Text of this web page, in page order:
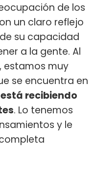
de los
un claro reflejo
su capacidad
a la gente. Al
estamos muy
se encuentra en
está recibiendo
. Lo tenemos
y le